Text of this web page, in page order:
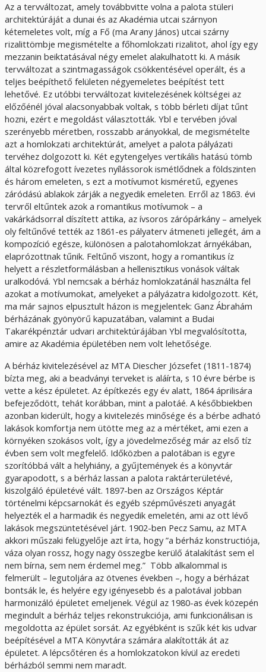
Az a tervváltozat, amely továbbvitte volna a palota stüleri
architektúráját a dunai és az Akadémia utcai szárnyon
kétemeletes volt, míg a Fő (ma Arany János) utcai szárny
rizalittömbje megismételte a főhomlokzati rizalitot, ahol így egy
mezzanin beiktatásával négy emelet alakulhatott ki. A másik
tervváltozat a szintmagasságok csökkentésével operált, és a
teljes beépíthető felületen négyemeletes beépítést tett
lehetővé. Ez utóbbi tervváltozat kivitelezésének költségei az
előzőénél jóval alacsonyabbak voltak, s több bérleti díjat tűnt
hozni, ezért e megoldást választották. Ybl e tervében jóval
szerényebb méretben, rosszabb arányokkal, de megismételte
azt a homlokzati architektúrát, amelyet a palota pályázati
tervéhez dolgozott ki. Két egytengelyes vertikális hatású tömb
által közrefogott ívezetes nyílássorok ismétlődnek a földszinten
és három emeleten, s ezt a motívumot kisméretű, egyenes
záródású ablakok zárják a negyedik emeleten. Erről az 1863. évi
tervről eltűntek azok a romantikus motívumok – a
vakárkádsorral díszített attika, az ívsoros zárópárkány – amelyek
oly feltűnővé tették az 1861-es pályaterv átmeneti jellegét, ám a
kompozíció egésze, különösen a palotahomlokzat árnyékában,
elaprózottnak tűnik. Feltűnő viszont, hogy a romantikus íz
helyett a részletformálásban a hellenisztikus vonások váltak
uralkodóvá. Ybl nemcsak a bérház homlokzatánál használta fel
azokat a motívumokat, amelyeket a pályázatra kidolgozott. Két,
ma már sajnos elpusztult házon is megjelentek: Ganz Ábrahám
bérházának gyönyörű kapuzatában, valamint a Budai
Takarékpénztár udvari architektúrájában Ybl megvalósította,
amire az Akadémia épületében nem volt lehetősége.
A bérház kivitelezésével az MTA Diescher Józsefet (1811-1874)
bízta meg, aki a beadványi terveket is aláírta, s 10 évre bérbe is
vette a kész épületet. Az építkezés egy év alatt, 1864 áprilisára
befejeződött, tehát korábban, mint a palotáé. A későbbiekben
azonban kiderült, hogy a kivitelezés minősége és a bérbe adható
lakások komfortja nem ütötte meg az a mértéket, ami ezen a
környéken szokásos volt, így a jövedelmezőség már az első tíz
évben sem volt megfelelő. Időközben a palotában is egyre
szorítóbbá vált a helyhiány, a gyűjtemények és a könyvtár
gyarapodott, s a bérház lassan a palota raktárterületévé,
kiszolgáló épületévé vált. 1897-ben az Országos Képtár
történelmi képcsarnokát és egyéb szépművészeti anyagát
helyezték el a harmadik és negyedik emeletén, ami az ott lévő
lakások megszüntetésével járt. 1902-ben Pecz Samu, az MTA
akkori műszaki felügyelője azt írta, hogy ”a bérház konstructiója,
váza olyan rossz, hogy nagy összegbe kerülő átalakítást sem el
nem bírna, sem nem érdemel meg.” Több alkalommal is
felmerült – legutoljára az ötvenes években –, hogy a bérházat
bontsák le, és helyére egy igényesebb és a palotával jobban
harmonizáló épületet emeljenek. Végül az 1980-as évek közepén
megindult a bérház teljes rekonstrukciója, ami funkcionálisan is
megoldotta az épület sorsát. Az egyébként is szűk két kis udvar
beépítésével a MTA Könyvtára számára alakították át az
épületet. A lépcsőtéren és a homlokzatokon kívül az eredeti
bérházból semmi nem maradt.